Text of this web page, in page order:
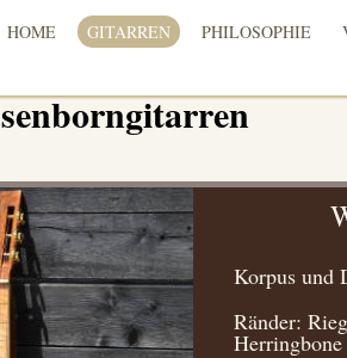
HOME GITARREN PHILOSOPHIE
Korpus und
Ränder:
Herringbone